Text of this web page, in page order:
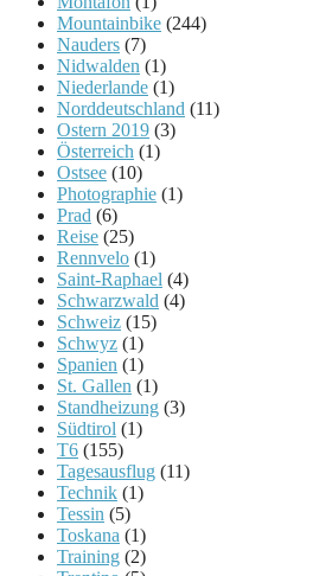
Mountainbike (244)
Nauders (7)
Nidwalden (1)
Niederlande (1)
Norddeutschland (11)
Ostern 2019 (3)
Österreich (1)
Ostsee (10)
Photographie (1)
Prad (6)
Reise (25)
Rennvelo (1)
Saint-Raphael (4)
Schwarzwald (4)
Schweiz (15)
Schwyz (1)
Spanien (1)
St. Gallen (1)
Standheizung (3)
Südtirol (1)
T6 (155)
Tagesausflug (11)
Technik (1)
Tessin (5)
Toskana (1)
Training (2)